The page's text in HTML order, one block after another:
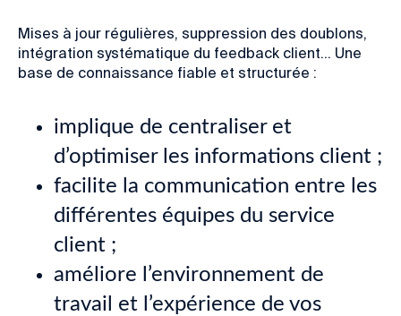
Mises à jour régulières, suppression des doublons,
intégration systématique du feedback client... Une
base de connaissance fiable et structurée :
implique de centraliser et
d’optimiser les informations client ;
facilite la communication entre les
différentes équipes du service
client ;
améliore l’environnement de
travail et l’expérience de vos